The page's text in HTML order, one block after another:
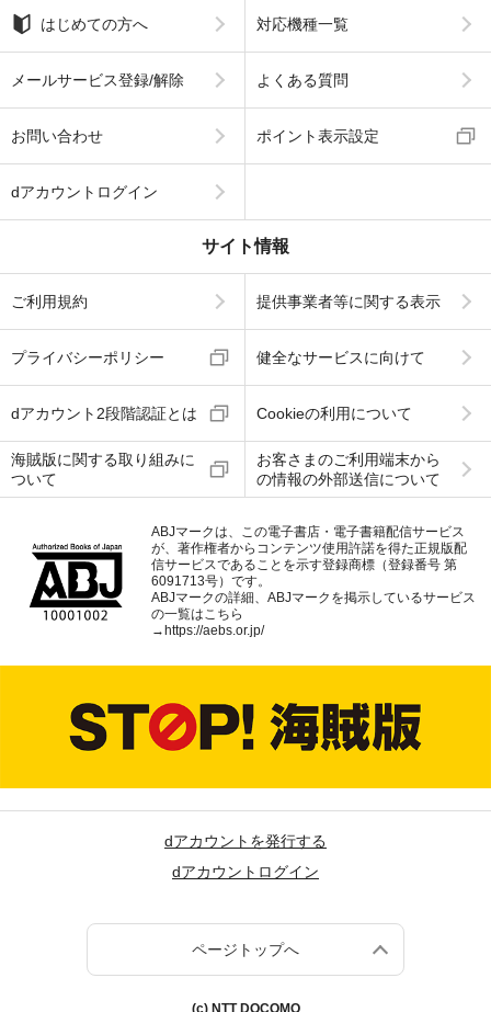
はじめての方へ 対応機種一覧
メールサービス登録/解除 よくある質問
お問い合わせ ポイント表示設定
dアカウントログイン
サイト情報
ご利用規約 提供事業者等に関する表示
プライバシーポリシー 健全なサービスに向けて
dアカウント2段階認証とは Cookieの利用について
海賊版に関する取り組みに
ついて
お客さまのご利用端末から
の情報の外部送信について
ABJマークは、この電子書店・電子書籍配信サービス
が、著作権者からコンテンツ使用許諾を得た正規版配
信サービスであることを示す登録商標（登録番号 第
6091713号）です。
ABJマークの詳細、ABJマークを掲示しているサービス
の一覧はこちら
→ https://aebs.or.jp/
dアカウントを発行する
dアカウントログイン
ページトップへ